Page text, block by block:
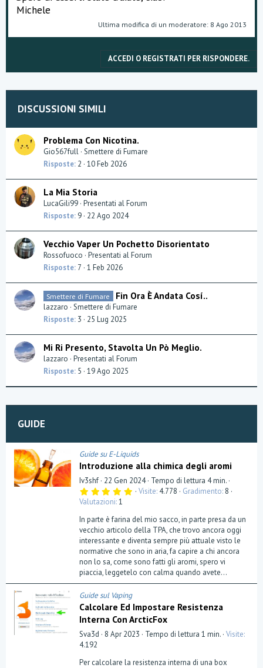
Michele
Ultima modifica di un moderatore: 8 Ago 2013
ACCEDI O REGISTRATI PER RISPONDERE.
DISCUSSIONI SIMILI
Problema Con Nicotina.
Gio567full Smettere di Fumare
Risposte 2 10 Feb 2026
La Mia Storia
LucaGili99 Presentati al Forum
Risposte 9 22 Ago 2024
Vecchio Vaper Un Pochetto Disorientato
Rossofuoco Presentati al Forum
Risposte 7 1 Feb 2026
Smettere di Fumare Fin Ora È Andata Cosí..
lazzaro Smettere di Fumare
Risposte 3 25 Lug 2025
Mi Ri Presento, Stavolta Un Pò Meglio.
lazzaro Presentati al Forum
Risposte 5 19 Ago 2025
GUIDE
Guide su E-Liquids
Introduzione alla chimica degli aromi
Iv3shf 22 Gen 2024 Tempo di lettura 4 min.
5
0
s
t
e
l
l
a
(
e
)
Visite 4.778 Gradimento 8
Valutazioni 1
In parte è farina del mio sacco, in parte presa da un
vecchio articolo della TPA, che trovo ancora oggi
interessante e diventa sempre più attuale visto le
normative che sono in aria, fa capire a chi ancora
non lo sa, come sono fatti gli aromi, spero vi
piaccia, leggetelo con calma quando avete...
Guide sul Vaping
Calcolare Ed Impostare Resistenza
Interna Con ArcticFox
Sva3d 8 Apr 2023 Tempo di lettura 1 min. Visite
4.192
Per calcolare la resistenza interna di una box